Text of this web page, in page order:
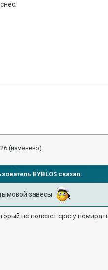
(изменено)
BYBLOS сказал:
завесы .
не полезет сразу